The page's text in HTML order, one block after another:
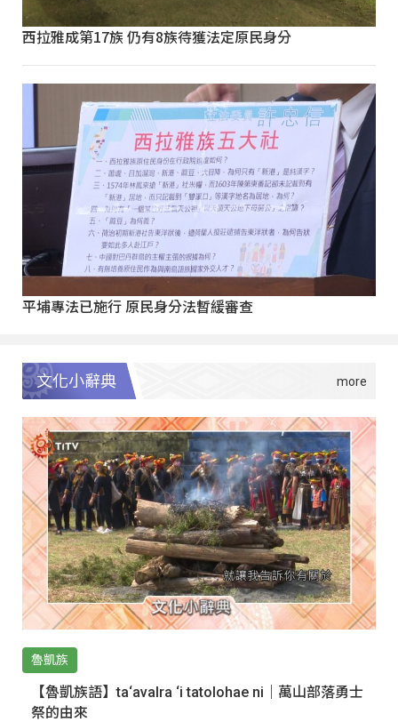
西拉雅成第17族 仍有8族待獲法定原民身分
平埔專法已施行 原民身分法暫緩審查
文化小辭典
魯凱族
【魯凱族語】ta‘avalra ‘i tatolohae ni｜萬山部落勇士
祭的由來